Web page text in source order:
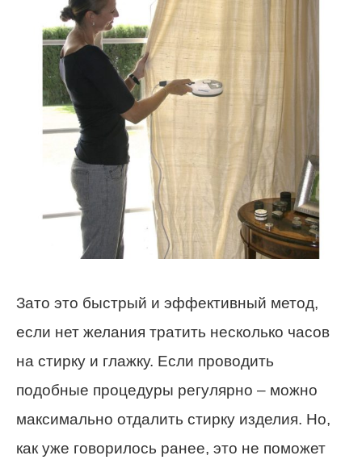
Зато это быстрый и эффективный метод,
если нет желания тратить несколько часов
на стирку и глажку. Если проводить
подобные процедуры регулярно – можно
максимально отдалить стирку изделия. Но,
как уже говорилось ранее, это не поможет